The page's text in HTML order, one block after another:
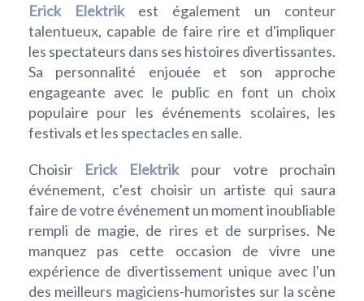
Erick Elektrikest également un conteur
talentueux, capable de faire rire et d'impliquer
les spectateurs dans ses histoires divertissantes.
Sa personnalité enjouée et son approche
engageante avec le public en font un choix
populaire pour les événements scolaires, les
festivals et les spectacles en salle.
Choisir Erick Elektrikpour votre prochain
événement, c'est choisir un artiste qui saura
faire de votre événement un moment inoubliable
rempli de magie, de rires et de surprises. Ne
manquez pas cette occasion de vivre une
expérience de divertissement unique avec l'un
des meilleurs magiciens-humoristes sur la scène